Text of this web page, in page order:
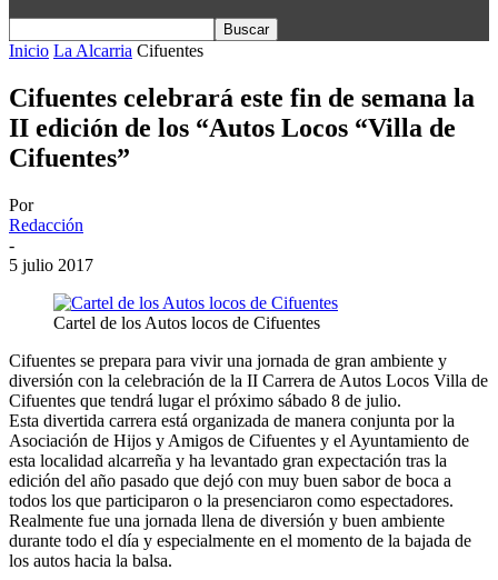
Inicio La Alcarria Cifuentes
Cifuentes celebrará este fin de semana la
II edición de los “Autos Locos “Villa de
Cifuentes”
Por
Redacción
-
5 julio 2017
Cartel de los Autos locos de Cifuentes
Cifuentes se prepara para vivir una jornada de gran ambiente y
diversión con la celebración de la II Carrera de Autos Locos Villa de
Cifuentes que tendrá lugar el próximo sábado 8 de julio.
Esta divertida carrera está organizada de manera conjunta por la
Asociación de Hijos y Amigos de Cifuentes y el Ayuntamiento de
esta localidad alcarreña y ha levantado gran expectación tras la
edición del año pasado que dejó con muy buen sabor de boca a
todos los que participaron o la presenciaron como espectadores.
Realmente fue una jornada llena de diversión y buen ambiente
durante todo el día y especialmente en el momento de la bajada de
los autos hacia la balsa.